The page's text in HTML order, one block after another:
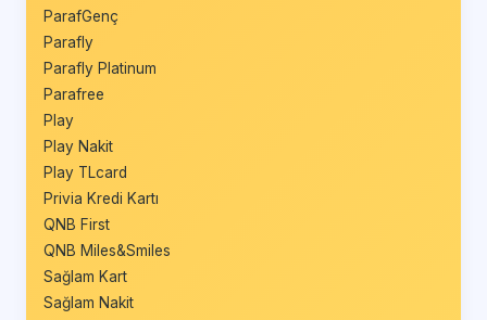
ParafGenç
Parafly
Parafly Platinum
Parafree
Play
Play Nakit
Play TLcard
Privia Kredi Kartı
QNB First
QNB Miles&Smiles
Sağlam Kart
Sağlam Nakit